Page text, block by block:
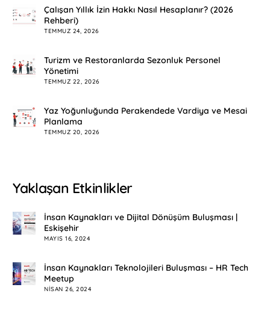
Çalışan Yıllık İzin Hakkı Nasıl Hesaplanır? (2026
Rehberi)
TEMMUZ 24, 2026
Turizm ve Restoranlarda Sezonluk Personel
Yönetimi
TEMMUZ 22, 2026
Yaz Yoğunluğunda Perakendede Vardiya ve Mesai
Planlama
TEMMUZ 20, 2026
Yaklaşan Etkinlikler
İnsan Kaynakları ve Dijital Dönüşüm Buluşması |
Eskişehir
MAYIS 16, 2024
İnsan Kaynakları Teknolojileri Buluşması – HR Tech
Meetup
NISAN 26, 2024